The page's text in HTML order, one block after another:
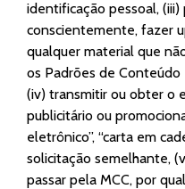
identificação pessoal, (iii)
conscientemente, fazer
qualquer material que
os Padrões de
(iv) transmitir ou obter o
publicitário ou
eletrônico”, “carta em
solicitação semelhante,
passar pela MCC, por